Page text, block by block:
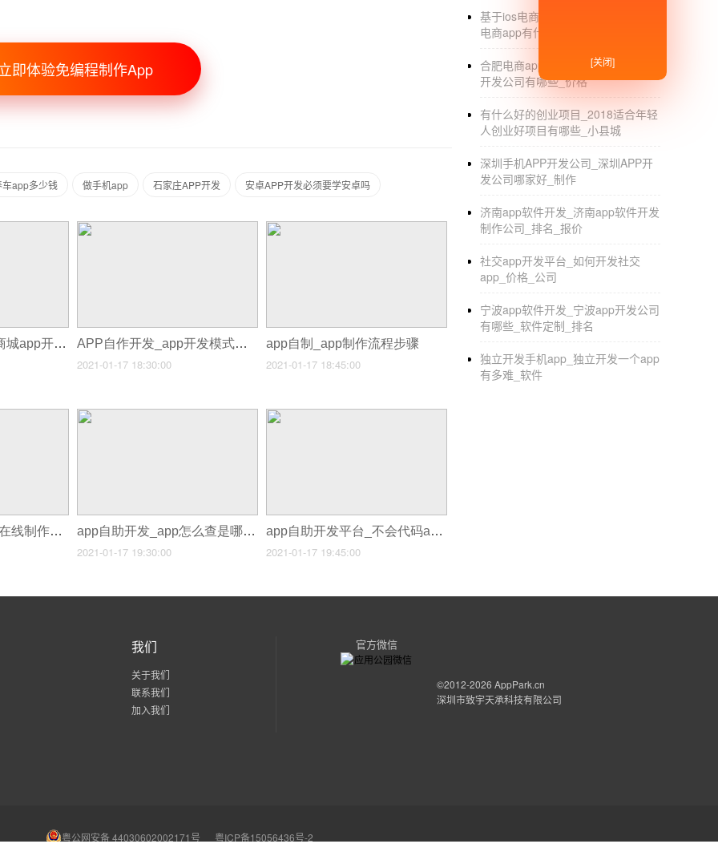
台出于发展方向和淘宝对导购平台越来越多
看到之后想要购买，会跳转到商家的淘宝店
式会影响用户的体验，较好就是能转变成为
变化，促使平台发展壮大。
免费申请淘宝联盟导购app_商场导购app
名校堂儿童全脑开发机蓝牙app怎么
蓝牙app下载软件的操作为：
首先打开蓝牙，和能上网的笔记本配对成
1.在机器主界面点击“app store”进入后,随
的窗口界面点击“创建Apple ID"。输入正
。
2.在主界面点击“设置”，打开“itunes
即体验免编程制作App
车app多少钱 做手机app 石家庄APP开发 安卓APP开发必须要学安卓吗
app自主开发_三得商城app开发 APP自作开发_app开发模式的应用
2021-01-17 18:30:00
app自制_app制作流程步骤
2021-01-17 18:45:00
APP自助平台制作_在线制作app app自助开发_app怎么查是哪个公司开发的
2021-01-17 19:30:00
app自助开发平台_不会代码app开发
2021-01-17 19:45:00
基于ios电商app的开发_开发一款ios
电商app有什么需要注意的_服务商
合肥电商app开发公司_合肥电商app
开发公司有哪些_价格
有什么好的创业项目_2018适合年轻
人创业好项目有哪些_小县城
深圳手机APP开发公司_深圳APP开
发公司哪家好_制作
济南app软件开发_济南app软件开发
制作公司_排名_报价
社交app开发平台_如何开发社交
app_价格_公司
宁波app软件开发_宁波app开发公司
有哪些_软件定制_排名
独立开发手机app_独立开发一个app
有多难_软件
我们
关于我们
联系我们
加入我们
官方微信
©2012-2026 AppPark.cn
深圳市致宇天承科技有限公司
粤公网安备 44030602002171号 粤ICP备15056436号-2
[关闭]